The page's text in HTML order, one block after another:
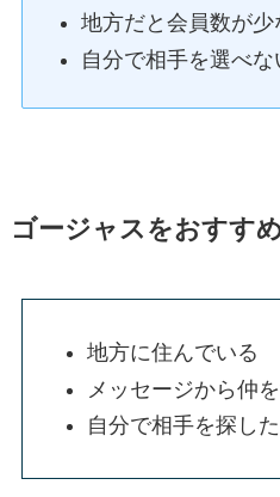
地方だと会員数が少
自分で相手を選べな
ゴージャスをおすす
地方に住んでいる
メッセージから仲
自分で相手を探し